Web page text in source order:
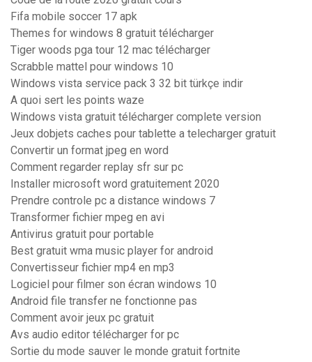
Fifa mobile soccer 17 apk
Themes for windows 8 gratuit télécharger
Tiger woods pga tour 12 mac télécharger
Scrabble mattel pour windows 10
Windows vista service pack 3 32 bit türkçe indir
A quoi sert les points waze
Windows vista gratuit télécharger complete version
Jeux dobjets caches pour tablette a telecharger gratuit
Convertir un format jpeg en word
Comment regarder replay sfr sur pc
Installer microsoft word gratuitement 2020
Prendre controle pc a distance windows 7
Transformer fichier mpeg en avi
Antivirus gratuit pour portable
Best gratuit wma music player for android
Convertisseur fichier mp4 en mp3
Logiciel pour filmer son écran windows 10
Android file transfer ne fonctionne pas
Comment avoir jeux pc gratuit
Avs audio editor télécharger for pc
Sortie du mode sauver le monde gratuit fortnite